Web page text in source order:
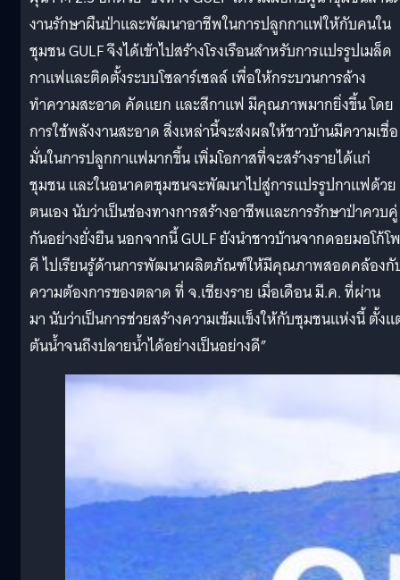
งานรักษาผืนป่าและพัฒนาอาชีพในการปลูกกาแฟให้กับคนใน
ชุมชน GULF จึงได้เข้าไปสร้างโรงเรือนสำหรับการแปรรูปเมล็ด
กาแฟและติดตั้งระบบโซลาร์เซลล์ เพื่อให้กระบวนการล้าง
ทำความสะอาด คัดแยก และสีกาแฟ มีคุณภาพมากยิ่งขึ้น โดย
การใช้พลังงานสะอาด สิ่งเหล่านี้จะส่งผลให้ชาวบ้านมีความเชื่อ
มั่นในการปลูกกาแฟมากขึ้น เพิ่มโอกาสที่จะสร้างรายได้แก่
ชุมชน และในอนาคตชุมชนจะพัฒนาไปสู่การแปรรูปกาแฟด้วย
ตนเอง นับว่าเป็นช่องทางการสร้างอาชีพและการรักษาป่าควบคู่
กันอย่างยั่งยืน นอกจากนี้ GULF ยังนำชาวบ้านจากดอยมอโก้โพ
คี ไปเรียนรู้ด้านการพัฒนาผลิตภัณฑ์ให้มีคุณภาพสอดคล้องกั
ความต้องการของตลาด ที่ จ.เชียงราย เมื่อเดือน มี.ค. ที่ผ่าน
มา นับว่าเป็นการช่วยสร้างความเข้มแข็งให้กับชุมชนแห่งนี้ ตั้ง
ต้นน้ำจนถึงปลายน้ำได้อย่างเป็นอย่างดี”